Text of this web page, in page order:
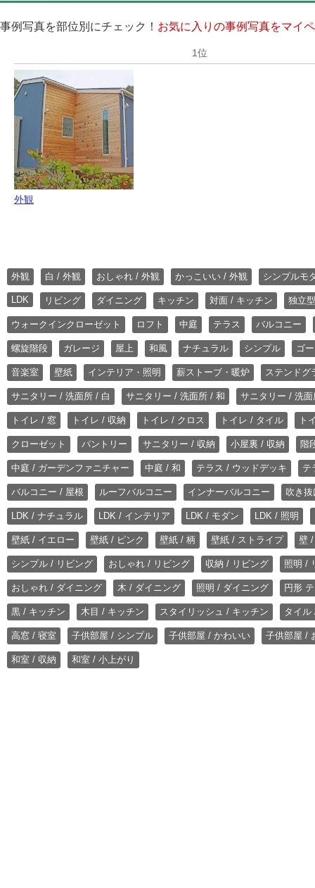
事例写真を部位別にチェック！ お気に入りの事例写真をマイ
外観
外観 白 / 外観 おしゃれ / 外観 かっこいい / 外観 シンプルモ
LDK リビング ダイニング キッチン 対面 / キッチン 独立
ウォークインクローゼット ロフト 中庭 テラス バルコニー
螺旋階段 ガレージ 屋上 和風 ナチュラル シンプル ゴ
音楽室 壁紙 インテリア・照明 薪ストーブ・暖炉 ステンドグ
サニタリー / 洗面所 / 白 サニタリー / 洗面所 / 和 サニタリー / 洗
トイレ / 窓 トイレ / 収納 トイレ / クロス トイレ / タイル ト
クローゼット パントリー サニタリー / 収納 小屋裏 / 収納 階
中庭 / ガーデンファニチャー 中庭 / 和 テラス / ウッドデッキ テ
バルコニー / 屋根 ルーフバルコニー インナーバルコニー 吹き
LDK / ナチュラル LDK / インテリア LDK / モダン LDK / 照明
壁紙 / イエロー 壁紙 / ピンク 壁紙 / 柄 壁紙 / ストライプ 壁
シンプル / リビング おしゃれ / リビング 収納 / リビング 照明 /
おしゃれ / ダイニング 木 / ダイニング 照明 / ダイニング 円形
黒 / キッチン 木目 / キッチン スタイリッシュ / キッチン タイル
高窓 / 寝室 子供部屋 / シンプル 子供部屋 / かわいい 子供部屋 /
和室 / 収納 和室 / 小上がり